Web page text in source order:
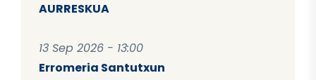
AURRESKUA
13 Sep 2026 - 13:00
Erromeria Santutxun